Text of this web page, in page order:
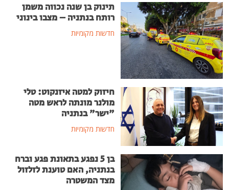
תינוק בן שנה נכווה משמן
רותח בנתניה – מצבו בינוני
חדשות מקומיות
חיזוק למטה איזנקוט: טלי
מולנר מונתה לראש מטה
"ישר" בנתניה
חדשות מקומיות
בן 5 נפגע בתאונת פגע וברח
בנתניה, האם טוענת לזלזול
מצד המשטרה